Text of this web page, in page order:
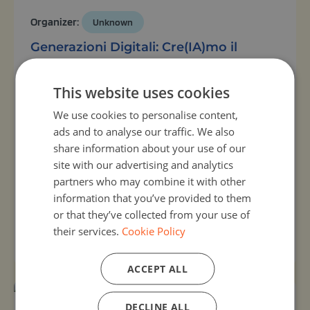
Organizer: Unknown
Generazioni Digitali: Cre(IA)mo il
Futuro
Generazioni Digitali: Cre(IA)mo il Futuro vuole
avvicinare giovani e anziani all’uso consapevole e
creativo dell’Intelligenza Artificiale Generativa.
L’iniziativa prevede un laboratorio intergenerazionale,
dove i partecipanti apprenderanno i concetti base
dell’IA generativa e sperimenteranno strumenti e
modelli linguistici come ChatGPT, Gemini e DALL·E,
capaci di produrre testi, immagini e altri ...
View activity
This website uses cookies
We use cookies to personalise content,
ads and to analyse our traffic. We also
share information about your use of our
site with our advertising and analytics
partners who may combine it with other
information that you’ve provided to them
or that they’ve collected from your use of
their services. Cookie Policy
ACCEPT ALL
DECLINE ALL